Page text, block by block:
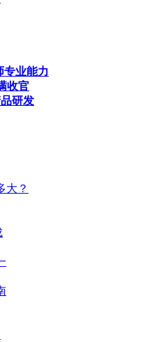
专业能力
收官
研发
大？